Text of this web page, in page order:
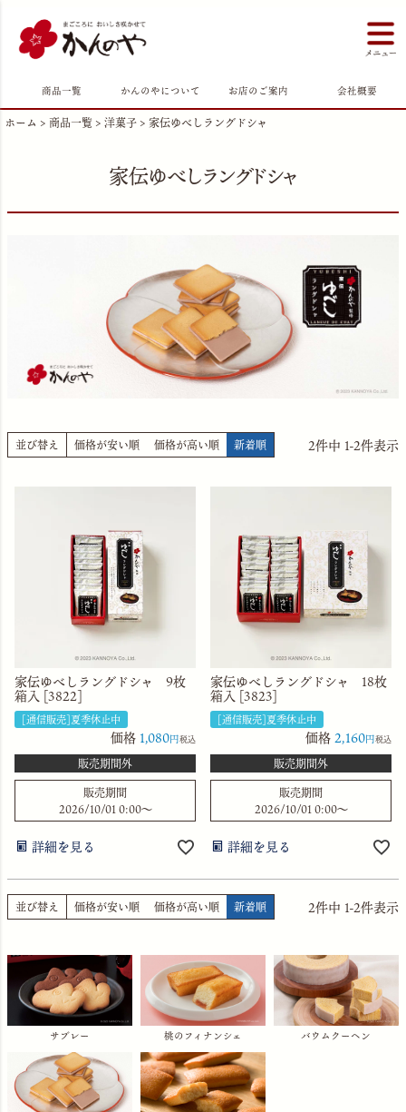
商品一覧 かんのやについて お店のご案内 会社概要
ホーム 商品一覧 洋菓子 家伝ゆべしラングドシャ
家伝ゆべしラングドシャ
並び替え 価格が安い順 価格が高い順 新着順 2件中 1-2件表示
家伝ゆべしラングドシャ 9枚
箱入 [3822]
[通信販売]夏季休止中
価格 1,080 税込
販売期間外
販売期間
2026/10/01 0:00〜
詳細を見る
家伝ゆべしラングドシャ 18枚
箱入 [3823]
[通信販売]夏季休止中
価格2,160 税込
販売期間外
販売期間
2026/10/01 0:00〜
詳細を見る
並び替え 価格が安い順 価格が高い順 新着順 2件中 1-2件表示
サブレー 桃のフィナンシェ バウムクーヘン